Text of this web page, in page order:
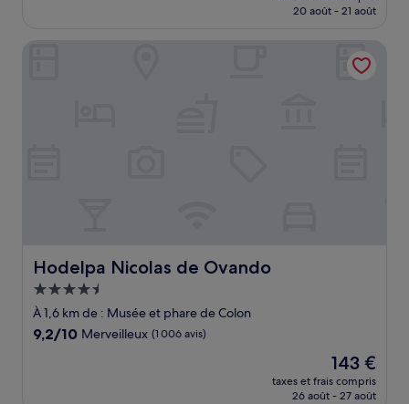
prix
de
98 €
20 août - 21 août
Hodelpa Nicolas de Ovando
Hodelpa Nicolas de Ovando
Hébergement
4.5 étoiles
À 1,6 km de : Musée et phare de Colon
9.2
9,2/10 Merveilleux (1 006 avis)
Le
nouveau
prix
143 €
taxes et frais compris
26 août - 27 août